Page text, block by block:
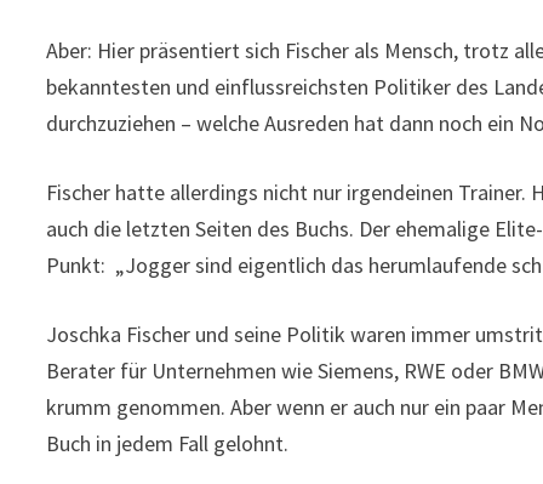
Aber: Hier präsentiert sich Fischer als Mensch, trotz
bekanntesten und einflussreichsten Politiker des
durchzuziehen – welche Ausreden hat dann noch ein
Fischer hatte allerdings nicht nur irgendeinen
auch die letzten Seiten des Buchs. Der ehemalige
Punkt: „Jogger sind eigentlich das herumlaufende
Joschka Fischer und seine Politik waren immer
Berater für Unternehmen wie Siemens, RWE oder
krumm genommen. Aber wenn er auch nur ein paar
Buch in jedem Fall gelohnt.